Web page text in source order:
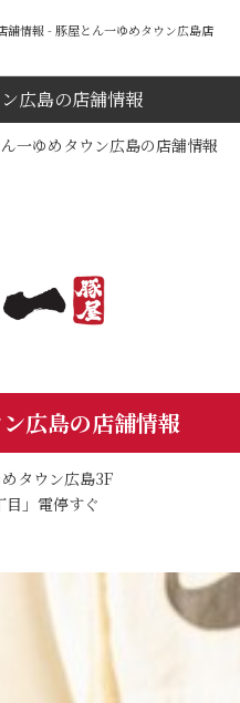
舗情報 - 豚屋とん一ゆめタウン広島店
広島の店舗情報
一ゆめタウン広島の店舗情報
広島の店舗情報
タウン広島3F
」電停すぐ